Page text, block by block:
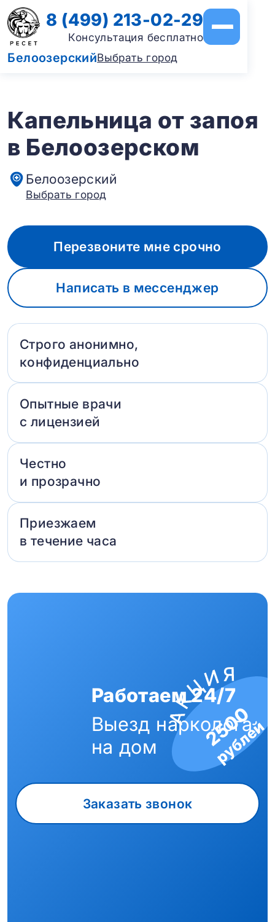
БелоозерскийВыбрать город
8 (499) 213-02-29
Консультация бесплатно
Капельница от запоя
в Белоозерском
Белоозерский
Выбрать город
Перезвоните мне срочно
Написать в мессенджер
Строго анонимно,
конфиденциально
Опытные врачи
с лицензией
Честно
и прозрачно
Приезжаем
в течение часа
2500
рублей
Работаем 24/7
Выезд нарколога
на дом
Заказать звонок